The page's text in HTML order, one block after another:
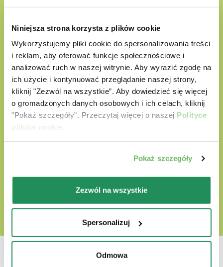
Niniejsza strona korzysta z plików cookie
Wykorzystujemy pliki cookie do spersonalizowania treści
i reklam, aby oferować funkcje społecznościowe i
analizować ruch w naszej witrynie. Aby wyrazić zgodę na
ich użycie i kontynuować przeglądanie naszej strony,
kliknij "Zezwól na wszystkie”. Aby dowiedzieć się więcej
o gromadzonych danych osobowych i ich celach, kliknij
"Pokaż szczegóły”. Przeczytaj więcej o naszej Polityce
plików cookie .
Pokaż szczegóły
Zezwól na wszystkie
Spersonalizuj
Odmowa
zawsze otoczeni miłością.
Nasze produkty są:
przygotowane z wyselekcjonowanych
naturalnych składników
nie zawierają sztucznych barwników
nie zawierają bez GMO i soi